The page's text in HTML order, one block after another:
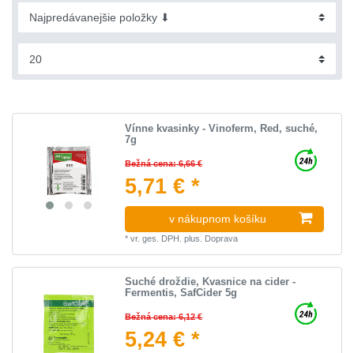
Vínne kvasinky - Vinoferm, Red, suché,
7g
Bežná cena: 6,66 €
5,71 € *
v nákupnom košíku
*vr. ges. DPH. plus. Doprava
Suché droždie, Kvasnice na cider -
Fermentis, SafCider 5g
Bežná cena: 6,12 €
5,24 € *